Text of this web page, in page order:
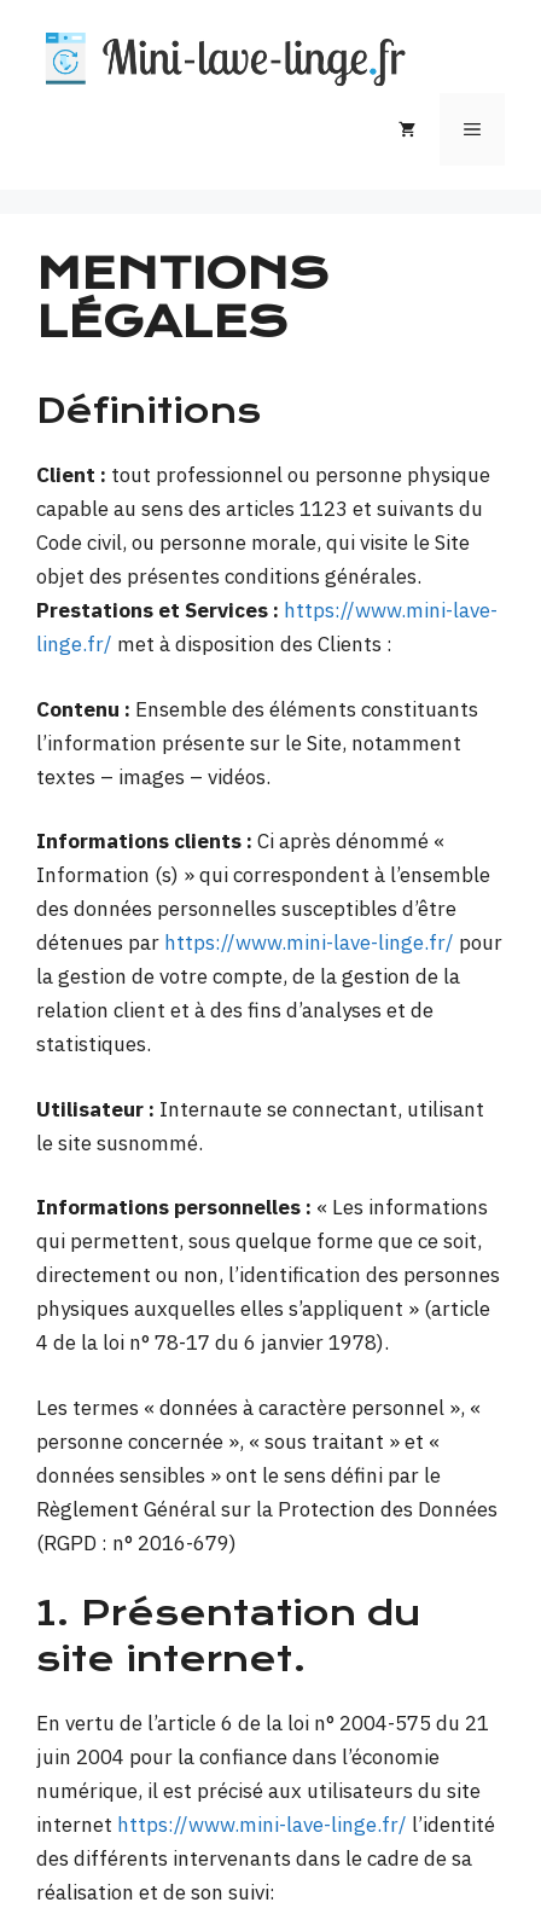
contenu
MENTIONS
LÉGALES
Définitions
Client : tout professionnel ou personne physique
capable au sens des articles 1123 et suivants du
Code civil, ou personne morale, qui visite le Site
objet des présentes conditions générales.
Prestations et Services : https://www.mini-lave-
linge.fr/ met à disposition des Clients :
Contenu : Ensemble des éléments constituants
l’information présente sur le Site, notamment
textes – images – vidéos.
Informations clients : Ci après dénommé «
Information (s) » qui correspondent à l’ensemble
des données personnelles susceptibles d’être
détenues par https://www.mini-lave-linge.fr/ pour
la gestion de votre compte, de la gestion de la
relation client et à des fins d’analyses et de
statistiques.
Utilisateur : Internaute se connectant, utilisant
le site susnommé.
Informations personnelles : « Les informations
qui permettent, sous quelque forme que ce soit,
directement ou non, l’identification des personnes
physiques auxquelles elles s’appliquent » (article
4 de la loi n° 78-17 du 6 janvier 1978).
Les termes « données à caractère personnel », «
personne concernée », « sous traitant » et «
données sensibles » ont le sens défini par le
Règlement Général sur la Protection des Données
(RGPD : n° 2016-679)
1. Présentation du
site internet.
En vertu de l’article 6 de la loi n° 2004-575 du 21
juin 2004 pour la confiance dans l’économie
numérique, il est précisé aux utilisateurs du site
internet https://www.mini-lave-linge.fr/ l’identité
des différents intervenants dans le cadre de sa
réalisation et de son suivi: